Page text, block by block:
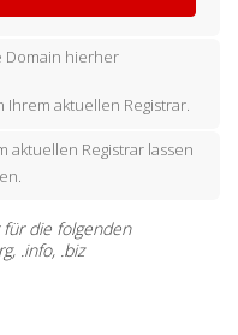
Domain hierher
aktuellen Registrar.
aktuellen Registrar lassen
die folgenden
.info, .biz